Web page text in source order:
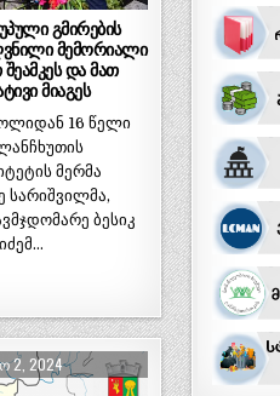
გმირების
მემორიალი
და მათ
მიაგეს
16 წელი
მერმა
სარიშვილმა,
ბესიკ
2, 2024